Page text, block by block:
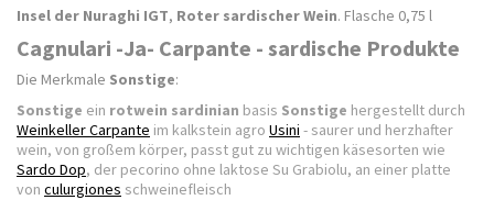
Insel der Nuraghi IGT, Roter sardischer Wein. Flasche 0,75 l
Cagnulari -Ja- Carpante - sardische Produkte
Die Merkmale Sonstige:
Sonstige ein rotwein sardinian basis Sonstige hergestellt durch
Weinkeller Carpante im kalkstein agro Usini - saurer und herzhafter
wein, von großem körper, passt gut zu wichtigen käsesorten wie
Sardo Dop, der pecorino ohne laktose Su Grabiolu, an einer platte
von culurgiones schweinefleisch